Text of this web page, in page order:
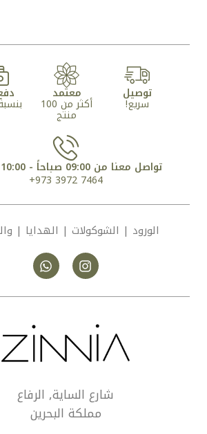
توصيل
سريع!
معتمد
أكثر من 100
منتج
بنسبة
تواصل معنا من 09:00 صباحاً - 10:00 مساءاً
7464 3972 973+
الورود | الشوكولات | الهدايا |
شارع الساية, الرفاع
مملكة البحرين